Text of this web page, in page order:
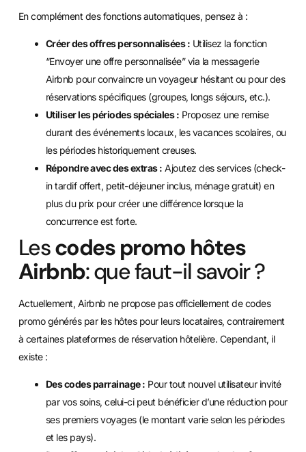
En complément des fonctions automatiques, pensez à :
Créer des offres personnalisées : Utilisez la fonction
“Envoyer une offre personnalisée” via la messagerie
Airbnb pour convaincre un voyageur hésitant ou pour des
réservations spécifiques (groupes, longs séjours, etc.).
Utiliser les périodes spéciales : Proposez une remise
durant des événements locaux, les vacances scolaires, ou
les périodes historiquement creuses.
Répondre avec des extras : Ajoutez des services (check-
in tardif offert, petit-déjeuner inclus, ménage gratuit) en
plus du prix pour créer une différence lorsque la
concurrence est forte.
Lescodes promo hôtes
Airbnb: que faut-il savoir ?
Actuellement, Airbnb ne propose pas officiellement de codes
promo générés par les hôtes pour leurs locataires, contrairement
à certaines plateformes de réservation hôtelière. Cependant, il
existe :
Des codes parrainage : Pour tout nouvel utilisateur invité
par vos soins, celui-ci peut bénéficier d’une réduction pour
ses premiers voyages (le montant varie selon les périodes
et les pays).